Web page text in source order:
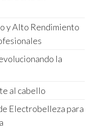
y Alto Rendimiento
la
al cabello
Electrobelleza para